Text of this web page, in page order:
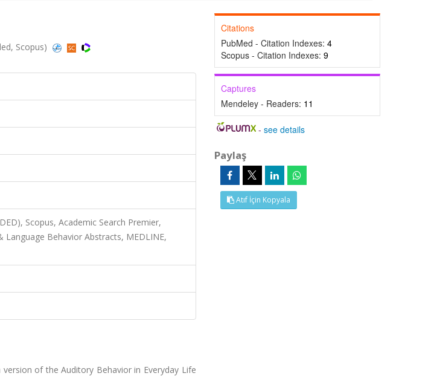
Scopus)
Scopus, Academic Search Premier,
Language Behavior Abstracts, MEDLINE,
of the Auditory Behavior in Everyday Life
Citations
PubMed - Citation Indexes: 4
Scopus - Citation Indexes: 9
Captures
Mendeley - Readers: 11
-see details
Paylaş
Atıf İçin Kopyala